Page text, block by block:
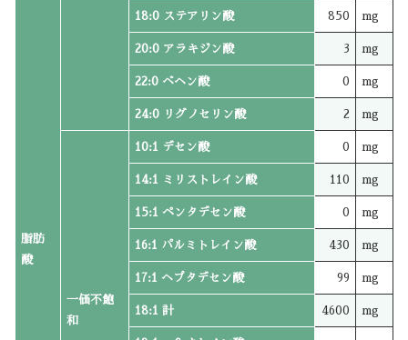
脂肪
酸
18:0 ステアリン酸 850 mg
20:0 アラキジン酸 3 mg
22:0 ベヘン酸 0 mg
24:0 リグノセリン酸 2 mg
一価不飽
和
10:1 デセン酸 0 mg
14:1 ミリストレイン酸 110 mg
15:1 ペンタデセン酸 0 mg
16:1 パルミトレイン酸 430 mg
17:1 ヘプタデセン酸 99 mg
18:1 計 4600 mg